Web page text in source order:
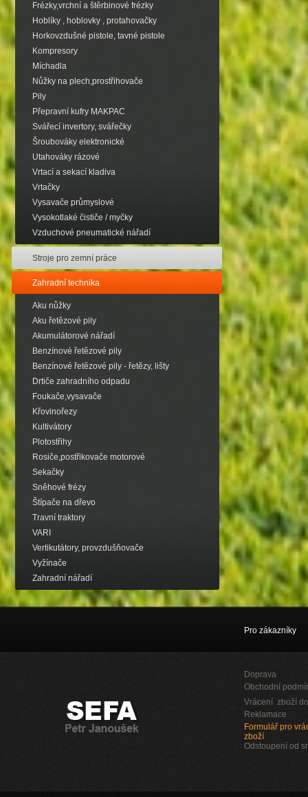
Frézky,vrchní a štěrbinové frézky
Hoblíky , hoblovky , protahovačky
Horkovzdušné pistole, tavné pistole
Kompresory
Míchadla
Nůžky na plech,prostřihovače
Pily
Přepravní kufry MAKPAC
Svářecí invertory, svářečky
Šroubováky elektronické
Utahováky rázové
Vrtací a sekací kladiva
Vrtačky
Vysavače průmyslové
Vysokotlaké čističe / myčky
Vzduchové pneumatické nářadí
Stroje pro zemní práce
Zahradní technika
Aku nůžky
Aku řetězové pily
Akumulátorové nářadí
Benzínové řetězové pily
Benzínové řetězové pily - řetězy, lišty
Drtiče zahradního odpadu
Foukače,vysavače
Křovinořezy
Kultivátory
Plotostřihy
Rosiče,postřikovače motorové
Sekačky
Sněhové frézy
Štípače na dřevo
Travní traktory
VARI
Vertikutátory, provzdušňovače
Vyžínače
Zahradní nářadí
Pro zákazníky
Doprava
Obchodní
Vrácení zboží
Reklamace
Formulář pro
zboží
Odstoupení od